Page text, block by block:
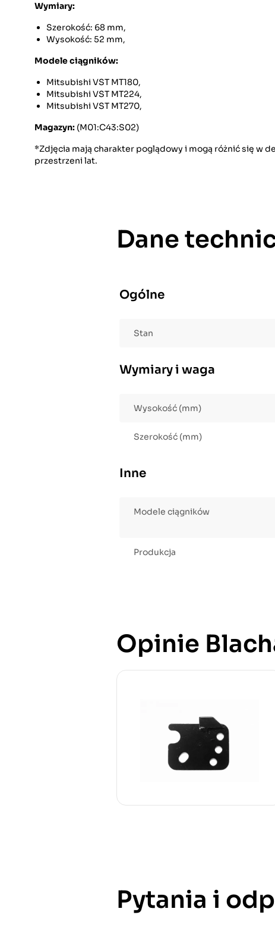
Wymiary:
Szerokość: 68 mm,
Wysokość: 52 mm,
Modele ciągników:
Mitsubishi VST MT180,
Mitsubishi VST MT224,
Mitsubishi VST MT270,
Magazyn: (M01:C43:S02)
*Zdjęcia mają charakter poglądowy i mogą różnić się w
przestrzeni lat.
Dane
Ogólne
Stan
Wymiary i waga
Wysokość (mm)
Szerokość (mm)
Inne
Modele ciągników
Produkcja
Opinie
Pytania i